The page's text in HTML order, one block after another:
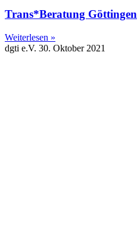
Trans*Beratung Göttingen
Weiterlesen »
dgti e.V. 30. Oktober 2021